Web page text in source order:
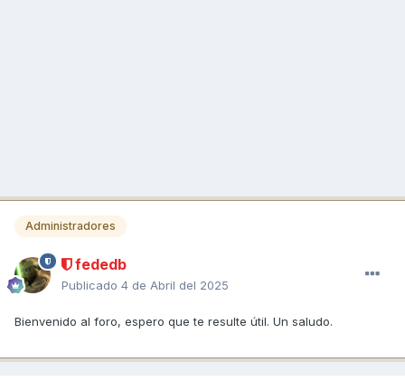
Administradores
fededb
Publicado 4 de Abril del 2025
Bienvenido al foro, espero que te resulte útil. Un saludo.